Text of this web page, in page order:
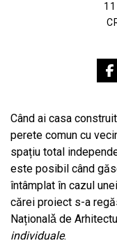
Când ai casa
perete comun cu
spațiu total
este posibil când
întâmplat în cazul
cărei proiect s-a
Naționalǎ de
individuale.